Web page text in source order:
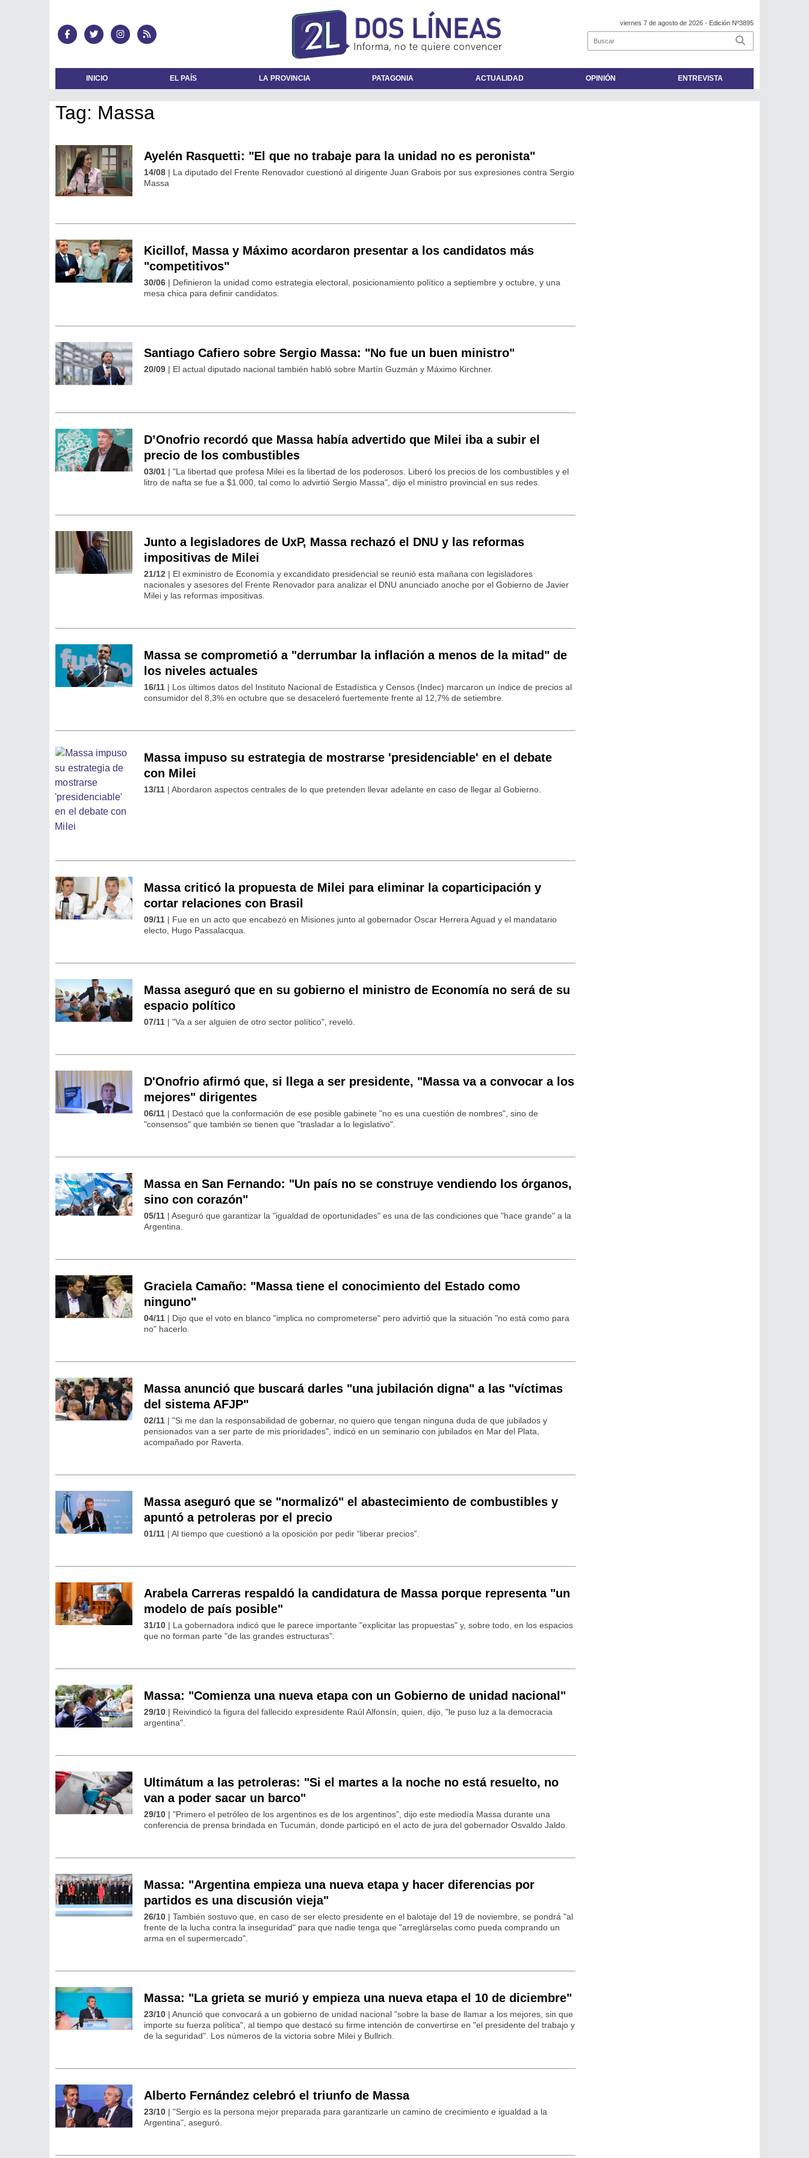
viernes 7 de agosto de 2026 - Edición Nº3895
INICIO EL PAÍS LA PROVINCIA PATAGONIA ACTUALIDAD OPINIÓN ENTREVISTA
Tag: Massa
Ayelén Rasquetti: "El que no trabaje para la unidad no es peronista"
14/08 | La diputado del Frente Renovador cuestionó al dirigente Juan Grabois por sus expresiones contra Sergio
Massa
Kicillof, Massa y Máximo acordaron presentar a los candidatos más
"competitivos"
30/06 | Definieron la unidad como estrategia electoral, posicionamiento político a septiembre y octubre, y una
mesa chica para definir candidatos.
Santiago Cafiero sobre Sergio Massa: "No fue un buen ministro"
20/09 | El actual diputado nacional también habló sobre Martín Guzmán y Máximo Kirchner.
D’Onofrio recordó que Massa había advertido que Milei iba a subir el
precio de los combustibles
03/01 | "La libertad que profesa Milei es la libertad de los poderosos. Liberó los precios de los combustibles y el
litro de nafta se fue a $1.000, tal como lo advirtió Sergio Massa", dijo el ministro provincial en sus redes.
Junto a legisladores de UxP, Massa rechazó el DNU y las reformas
impositivas de Milei
21/12 | El exministro de Economía y excandidato presidencial se reunió esta mañana con legisladores
nacionales y asesores del Frente Renovador para analizar el DNU anunciado anoche por el Gobierno de Javier
Milei y las reformas impositivas.
Massa se comprometió a "derrumbar la inflación a menos de la mitad" de
los niveles actuales
16/11 | Los últimos datos del Instituto Nacional de Estadística y Censos (Indec) marcaron un índice de precios al
consumidor del 8,3% en octubre que se desaceleró fuertemente frente al 12,7% de setiembre.
Massa impuso su estrategia de mostrarse 'presidenciable' en el debate
con Milei
13/11 | Abordaron aspectos centrales de lo que pretenden llevar adelante en caso de llegar al Gobierno.
Massa criticó la propuesta de Milei para eliminar la coparticipación y
cortar relaciones con Brasil
09/11 | Fue en un acto que encabezó en Misiones junto al gobernador Oscar Herrera Aguad y el mandatario
electo, Hugo Passalacqua.
Massa aseguró que en su gobierno el ministro de Economía no será de su
espacio político
07/11 | "Va a ser alguien de otro sector político", reveló.
D'Onofrio afirmó que, si llega a ser presidente, "Massa va a convocar a los
mejores" dirigentes
06/11 | Destacó que la conformación de ese posible gabinete "no es una cuestión de nombres", sino de
"consensos" que también se tienen que "trasladar a lo legislativo".
Massa en San Fernando: "Un país no se construye vendiendo los órganos,
sino con corazón"
05/11 | Aseguró que garantizar la "igualdad de oportunidades" es una de las condiciones que "hace grande" a la
Argentina.
Graciela Camaño: "Massa tiene el conocimiento del Estado como
ninguno"
04/11 | Dijo que el voto en blanco "implica no comprometerse" pero advirtió que la situación "no está como para
no" hacerlo.
Massa anunció que buscará darles "una jubilación digna" a las "víctimas
del sistema AFJP"
02/11 | "Si me dan la responsabilidad de gobernar, no quiero que tengan ninguna duda de que jubilados y
pensionados van a ser parte de mis prioridades", indicó en un seminario con jubilados en Mar del Plata,
acompañado por Raverta.
Massa aseguró que se "normalizó" el abastecimiento de combustibles y
apuntó a petroleras por el precio
01/11 | Al tiempo que cuestionó a la oposición por pedir “liberar precios”.
Arabela Carreras respaldó la candidatura de Massa porque representa "un
modelo de país posible"
31/10 | La gobernadora indicó que le parece importante "explicitar las propuestas" y, sobre todo, en los espacios
que no forman parte "de las grandes estructuras".
Massa: "Comienza una nueva etapa con un Gobierno de unidad nacional"
29/10 | Reivindicó la figura del fallecido expresidente Raúl Alfonsín, quien, dijo, "le puso luz a la democracia
argentina".
Ultimátum a las petroleras: "Si el martes a la noche no está resuelto, no
van a poder sacar un barco"
29/10 | "Primero el petróleo de los argentinos es de los argentinos”, dijo este mediodía Massa durante una
conferencia de prensa brindada en Tucumán, donde participó en el acto de jura del gobernador Osvaldo Jaldo.
Massa: "Argentina empieza una nueva etapa y hacer diferencias por
partidos es una discusión vieja"
26/10 | También sostuvo que, en caso de ser electo presidente en el balotaje del 19 de noviembre, se pondrá "al
frente de la lucha contra la inseguridad" para que nadie tenga que "arreglárselas como pueda comprando un
arma en el supermercado".
Massa: "La grieta se murió y empieza una nueva etapa el 10 de diciembre"
23/10 | Anunció que convocará a un gobierno de unidad nacional "sobre la base de llamar a los mejores, sin que
importe su fuerza política", al tiempo que destacó su firme intención de convertirse en "el presidente del trabajo y
de la seguridad". Los números de la victoria sobre Milei y Bullrich.
Alberto Fernández celebró el triunfo de Massa
23/10 | "Sergio es la persona mejor preparada para garantizarle un camino de crecimiento e igualdad a la
Argentina", aseguró.